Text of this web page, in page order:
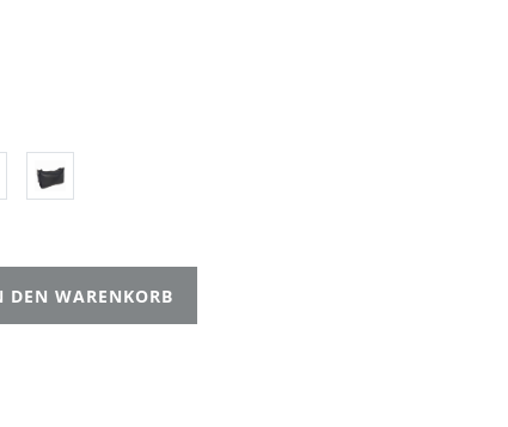
DEN WARENKORB